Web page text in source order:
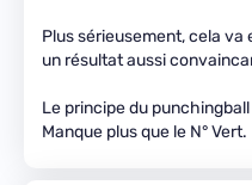
Plus sérieusement, cela va
un résultat aussi
Le principe du
Manque plus que le N° Vert.